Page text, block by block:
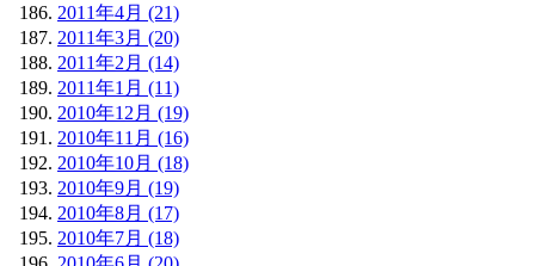
2011年4月 (21)
2011年3月 (20)
2011年2月 (14)
2011年1月 (11)
2010年12月 (19)
2010年11月 (16)
2010年10月 (18)
2010年9月 (19)
2010年8月 (17)
2010年7月 (18)